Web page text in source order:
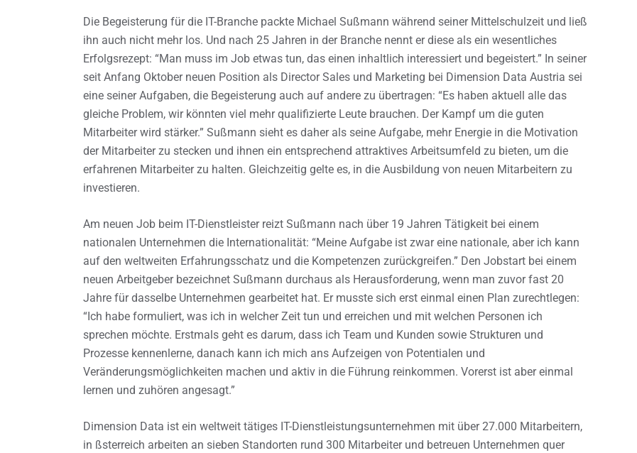
Die Begeisterung für die IT-Branche packte Michael Sußmann während seiner Mittelschulzeit und ließ
ihn auch nicht mehr los. Und nach 25 Jahren in der Branche nennt er diese als ein wesentliches
Erfolgsrezept: “Man muss im Job etwas tun, das einen inhaltlich interessiert und begeistert.” In seiner
seit Anfang Oktober neuen Position als Director Sales und Marketing bei Dimension Data Austria sei
eine seiner Aufgaben, die Begeisterung auch auf andere zu übertragen: “Es haben aktuell alle das
gleiche Problem, wir könnten viel mehr qualifizierte Leute brauchen. Der Kampf um die guten
Mitarbeiter wird stärker.” Sußmann sieht es daher als seine Aufgabe, mehr Energie in die Motivation
der Mitarbeiter zu stecken und ihnen ein entsprechend attraktives Arbeitsumfeld zu bieten, um die
erfahrenen Mitarbeiter zu halten. Gleichzeitig gelte es, in die Ausbildung von neuen Mitarbeitern zu
investieren.
Am neuen Job beim IT-Dienstleister reizt Sußmann nach über 19 Jahren Tätigkeit bei einem
nationalen Unternehmen die Internationalität: “Meine Aufgabe ist zwar eine nationale, aber ich kann
auf den weltweiten Erfahrungsschatz und die Kompetenzen zurückgreifen.” Den Jobstart bei einem
neuen Arbeitgeber bezeichnet Sußmann durchaus als Herausforderung, wenn man zuvor fast 20
Jahre für dasselbe Unternehmen gearbeitet hat. Er musste sich erst einmal einen Plan zurechtlegen:
“Ich habe formuliert, was ich in welcher Zeit tun und erreichen und mit welchen Personen ich
sprechen möchte. Erstmals geht es darum, dass ich Team und Kunden sowie Strukturen und
Prozesse kennenlerne, danach kann ich mich ans Aufzeigen von Potentialen und
Veränderungsmöglichkeiten machen und aktiv in die Führung reinkommen. Vorerst ist aber einmal
lernen und zuhören angesagt.”
Dimension Data ist ein weltweit tätiges IT-Dienstleistungsunternehmen mit über 27.000 Mitarbeitern,
in ßsterreich arbeiten an sieben Standorten rund 300 Mitarbeiter und betreuen Unternehmen quer